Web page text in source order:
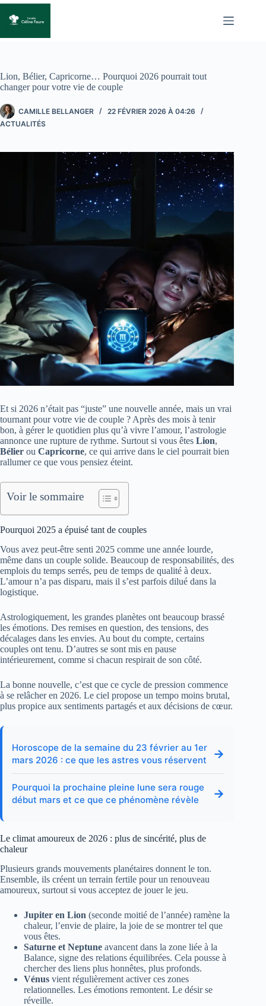
Passer
contenu
Lion, Bélier, Capricorne… Pourquoi 2026 pourrait tout
changer pour votre vie de couple
CAMILLE BELLANGER
22 FÉVRIER 2026 À 04:26
ACTUALITÉS
Et si 2026 n’était pas “juste” une nouvelle année, mais un vrai
tournant pour votre vie de couple ? Après des mois à tenir
bon, à gérer le quotidien plus qu’à vivre l’amour, l’astrologie
annonce une rupture de rythme. Surtout si vous êtes Lion,
Bélier ou Capricorne, ce qui arrive dans le ciel pourrait bien
rallumer ce que vous pensiez éteint.
Voir le sommaire
Pourquoi 2025 a épuisé tant de couples
Vous avez peut‑être senti 2025 comme une année lourde,
même dans un couple solide. Beaucoup de responsabilités, des
emplois du temps serrés, peu de temps de qualité à deux.
L’amour n’a pas disparu, mais il s’est parfois dilué dans la
logistique.
Astrologiquement, les grandes planètes ont beaucoup brassé
les émotions. Des remises en question, des tensions, des
décalages dans les envies. Au bout du compte, certains
couples ont tenu. D’autres se sont mis en pause
intérieurement, comme si chacun respirait de son côté.
La bonne nouvelle, c’est que ce cycle de pression commence
à se relâcher en 2026. Le ciel propose un tempo moins brutal,
plus propice aux sentiments partagés et aux décisions de cœur.
Horoscope de la semaine du 23 février au 1er
mars 2026 : ce que les astres vous réservent
→
Pourquoi la prochaine pleine lune sera rouge
début mars et ce que ce phénomène révèle
→
Le climat amoureux de 2026 : plus de sincérité, plus de
chaleur
Plusieurs grands mouvements planétaires donnent le ton.
Ensemble, ils créent un terrain fertile pour un renouveau
amoureux, surtout si vous acceptez de jouer le jeu.
Jupiter en Lion (seconde moitié de l’année) ramène la
chaleur, l’envie de plaire, la joie de se montrer tel que
vous êtes.
Saturne et Neptune avancent dans la zone liée à la
Balance, signe des relations équilibrées. Cela pousse à
chercher des liens plus honnêtes, plus profonds.
Vénus vient régulièrement activer ces zones
relationnelles. Les émotions remontent. Le désir se
réveille.